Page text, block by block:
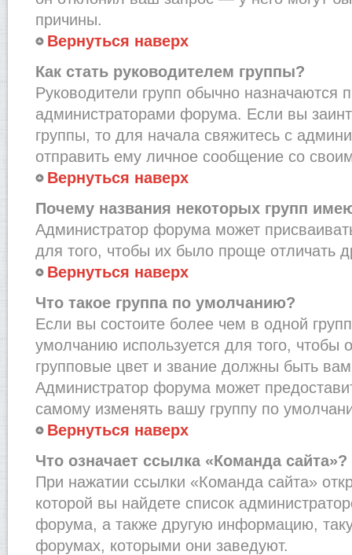
причины.
Вернуться наверх
Как стать руководителем группы?
Руководители групп обычно назначаются
администраторами форума. Если вы
группы, то для начала свяжитесь с
отправить ему личное сообщение со
Вернуться наверх
Почему названия некоторых групп
Администратор форума может
для того, чтобы их было проще отличать
Вернуться наверх
Что такое группа по умолчанию?
Если вы состоите более чем в одной
умолчанию используется для того, чтобы
групповые цвет и звание должны быть
Администратор форума может
самому изменять вашу группу по
Вернуться наверх
Что означает ссылка «Команда сайта»?
При нажатии ссылки «Команда сайта»
которой вы найдете список
форума, а также другую информацию,
форумах, которыми они заведуют.